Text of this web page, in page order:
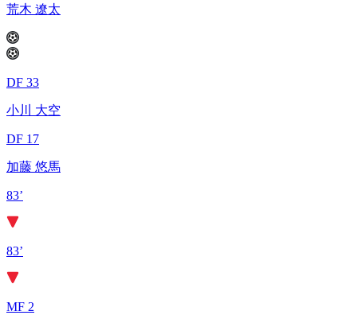
荒木 遼太
DF 33
小川 大空
DF 17
加藤 悠馬
83’
83’
MF 2